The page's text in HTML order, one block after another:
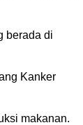
berada di
Kanker
makanan.